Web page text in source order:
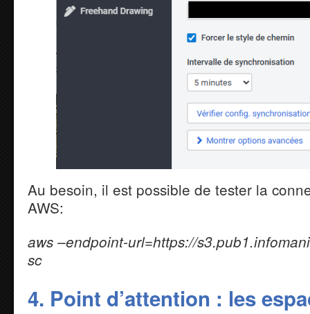
Au besoin, il est possible de tester la
AWS:
aws –endpoint-url=https://
sc
4. Point d’attention : les